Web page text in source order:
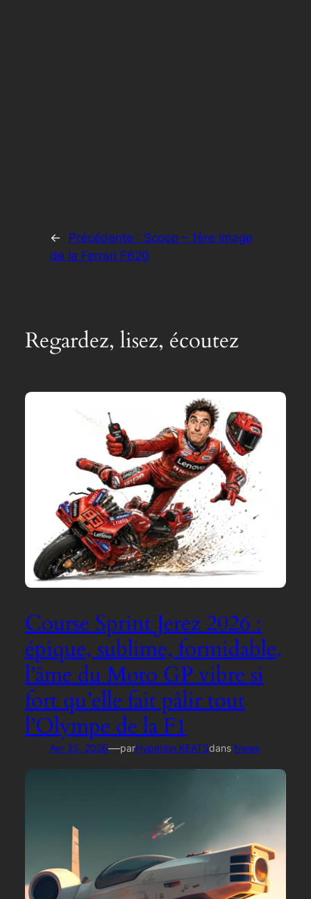
← Précédente : Scoop – 1ère image
de la Ferrari F620
Regardez, lisez, écoutez
Course Sprint Jerez 2026 :
épique, sublime, formidable,
l’âme du Moto GP vibre si
fort qu’elle fait pâlir tout
l’Olympe de la F1
Avr 25, 2026—parHyperion KEATSdans News